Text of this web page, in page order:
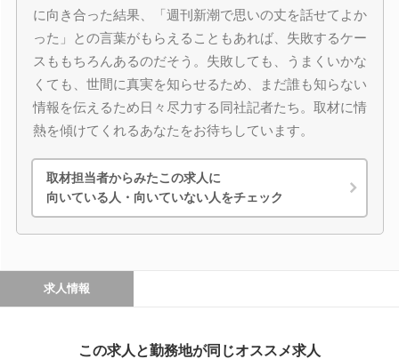
に向き合った結果、「週刊新潮で思いの丈を話せてよか
った」との言葉がもらえることもあれば、失敗するケー
スももちろんあるのだそう。失敗しても、うまくいかな
くても、世間に真実を知らせるため、まだ誰も知らない
情報を伝えるため日々尽力する同社記者たち。取材に情
熱を傾けてくれるあなたをお待ちしています。
取材担当者からみたこの求人に
向いている人・向いていない人をチェック
求人情報
この求人と勤務地が同じオススメ求人